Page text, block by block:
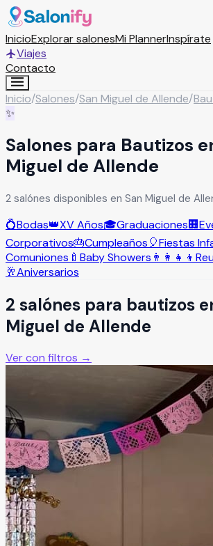
InicioExplorar salonesMi PlannerInspírate
Viajes
Contacto
Inicio/Salones/San Miguel de Allende/
✨
Salones para Bautizos
Miguel de Allende
2 salónes disponibles en San Miguel de
💍Bodas👑XV Años🎓Graduaciones🏢
Corporativos🎂Cumpleaños🎈Fiestas
Comuniones 🍼 Baby Showers 👨‍👩‍👧‍👦
🥂Aniversarios
2 salónes para bautizos
Miguel de Allende
Ver con filtros →